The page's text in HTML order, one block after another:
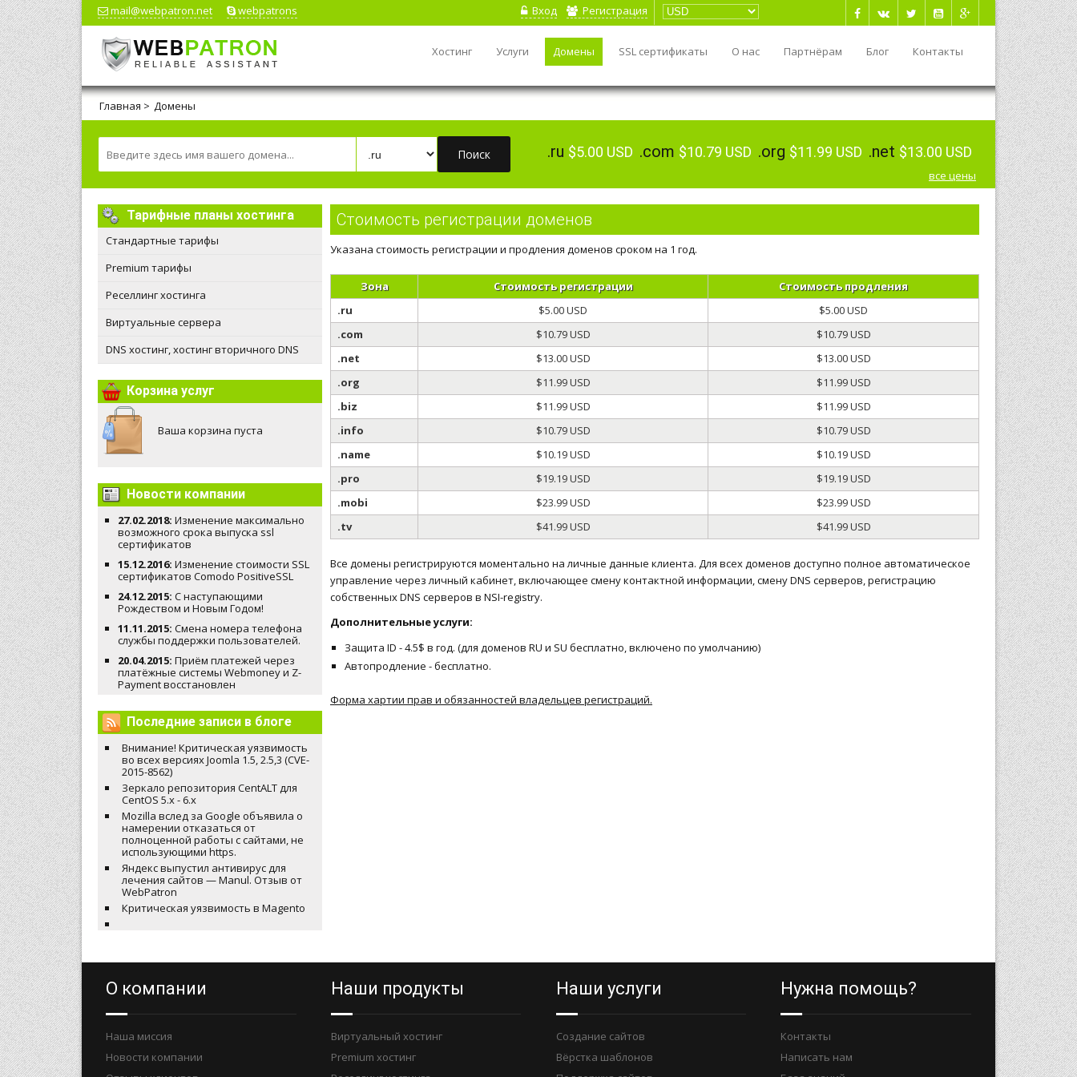
mail@webpatron.net webpatrons Вход Регистрация
Хостинг Услуги Домены SSL сертификаты О нас Партнёрам Блог Контакты
Главная > Домены
.ru $5.00 USD .com $10.79 USD .org $11.99 USD .net $13.00 USD
все цены
Тарифные планы хостинга
Стандартные тарифы
Premium тарифы
Реселлинг хостинга
Виртуальные сервера
DNS хостинг, хостинг вторичного DNS
Корзина услуг
Ваша корзина пуста
Новости компании
27.02.2018: Изменение максимально
возможного срока выпуска ssl
сертификатов
15.12.2016: Изменение стоимости SSL
сертификатов Comodo PositiveSSL
24.12.2015: С наступающими
Рождеством и Новым Годом!
11.11.2015: Смена номера телефона
службы поддержки пользователей.
20.04.2015: Приём платежей через
платёжные системы Webmoney и Z-
Payment восстановлен
Последние записи в блоге
Внимание! Критическая уязвимость
во всех версиях Joomla 1.5, 2.5,3 (CVE-
2015-8562)
Зеркало репозитория CentALT для
CentOS 5.x - 6.x
Mozilla вслед за Google объявила о
намерении отказаться от
полноценной работы с сайтами, не
использующими https.
Яндекс выпустил антивирус для
лечения сайтов — Manul. Отзыв от
WebPatron
Критическая уязвимость в Magento
Стоимость регистрации доменов
Указана стоимость регистрации и продления доменов сроком на 1 год.
Зона Стоимость регистрации
Стоимость продления
.ru
$5.00 USD
$5.00 USD
.com
$10.79 USD
$10.79 USD
.net
$13.00 USD
$13.00 USD
.org
$11.99 USD
$11.99 USD
.biz
$11.99 USD
$11.99 USD
.info
$10.79 USD
$10.79 USD
.name
$10.19 USD
$10.19 USD
.pro
$19.19 USD
$19.19 USD
.mobi
$23.99 USD
$23.99 USD
.tv
$41.99 USD $41.99 USD
Все домены регистрируются моментально на личные данные клиента. Для всех доменов доступно полное автоматическое
управление через личный кабинет, включающее смену контактной информации, смену DNS серверов, регистрацию
собственных DNS серверов в NSI-registry.
Дополнительные услуги:
Защита ID - 4.5$ в год. (для доменов RU и SU бесплатно, включено по умолчанию)
Автопродление - бесплатно.
Форма хартии прав и обязанностей владельцев регистраций.
О компании
Наша миссия
Новости компании
Наши продукты
Виртуальный хостинг
Premium хостинг
Наши услуги
Создание сайтов
Вёрстка шаблонов
Нужна помощь?
Контакты
Написать нам